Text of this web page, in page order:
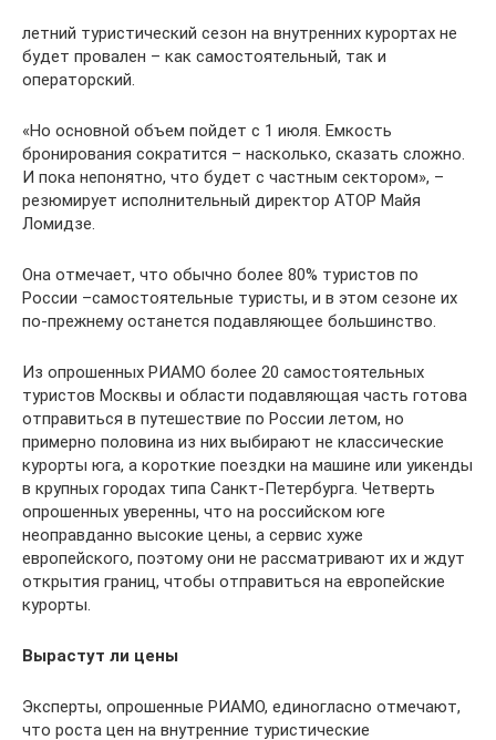
летний туристический сезон на внутренних курортах не
будет провален – как самостоятельный, так и
операторский.
«Но основной объем пойдет с 1 июля. Емкость
бронирования сократится – насколько, сказать сложно.
И пока непонятно, что будет с частным сектором», –
резюмирует исполнительный директор АТОР Майя
Ломидзе.
Она отмечает, что обычно более 80% туристов по
России –самостоятельные туристы, и в этом сезоне их
по-прежнему останется подавляющее большинство.
Из опрошенных РИАМО более 20 самостоятельных
туристов Москвы и области подавляющая часть готова
отправиться в путешествие по России летом, но
примерно половина из них выбирают не классические
курорты юга, а короткие поездки на машине или уикенды
в крупных городах типа Санкт-Петербурга. Четверть
опрошенных уверенны, что на российском юге
неоправданно высокие цены, а сервис хуже
европейского, поэтому они не рассматривают их и ждут
открытия границ, чтобы отправиться на европейские
курорты.
Вырастут ли цены
Эксперты, опрошенные РИАМО, единогласно отмечают,
что роста цен на внутренние туристические